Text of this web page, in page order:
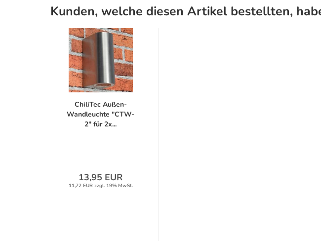
Kunden, welche diesen Artikel bestellten,
ChiliTec Außen-
Wandleuchte "CTW-
2" für 2x...
13,95 EUR
11,72 EUR zzgl. 19% MwSt.